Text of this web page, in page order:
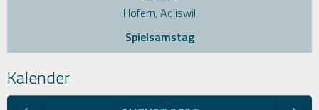
Hofern, Adliswil
Spielsamstag
Kalender